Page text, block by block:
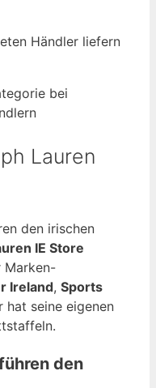
Händler liefern
bei
Lauren
den irischen
IE Store
Marken-
Ireland, Sports
hat seine eigenen
den